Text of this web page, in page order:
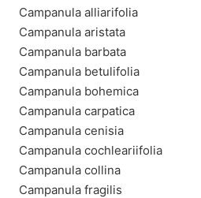
Campanula alliarifolia
Campanula aristata
Campanula barbata
Campanula betulifolia
Campanula bohemica
Campanula carpatica
Campanula cenisia
Campanula cochleariifolia
Campanula collina
Campanula fragilis